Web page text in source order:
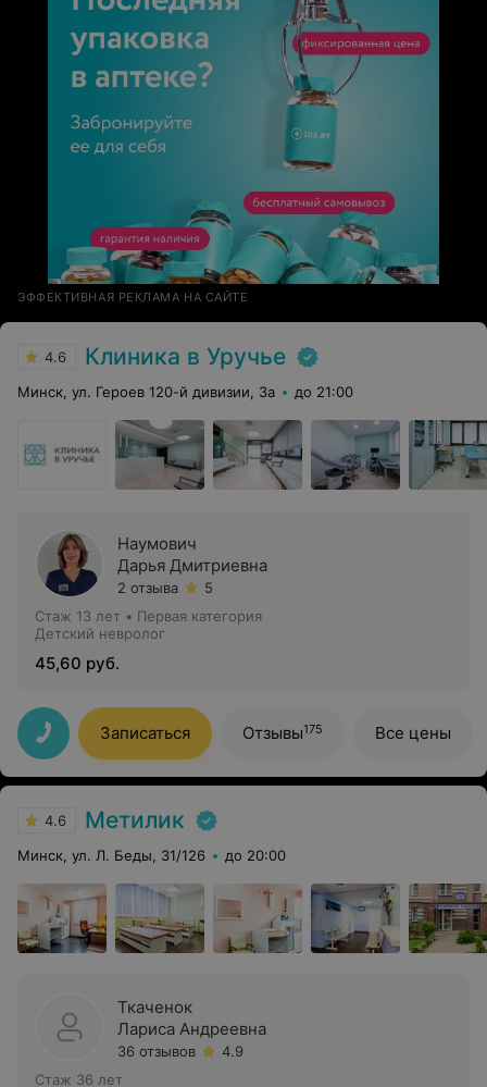
ЭФФЕКТИВНАЯ РЕКЛАМА НА САЙТЕ
4.6 Клиника в Уручье
Минск, ул. Героев 120-й дивизии, 3а до 21:00
Наумович
Дарья Дмитриевна
2 отзыва
5
Стаж 13 лет • Первая категория
Детский невролог
45,60 руб.
Записаться Отзывы175 Все цены
4.6 Метилик
Минск, ул. Л. Беды, 31/126 до 20:00
Ткаченок
Лариса Андреевна
36 отзывов
4.9
Стаж 36 лет